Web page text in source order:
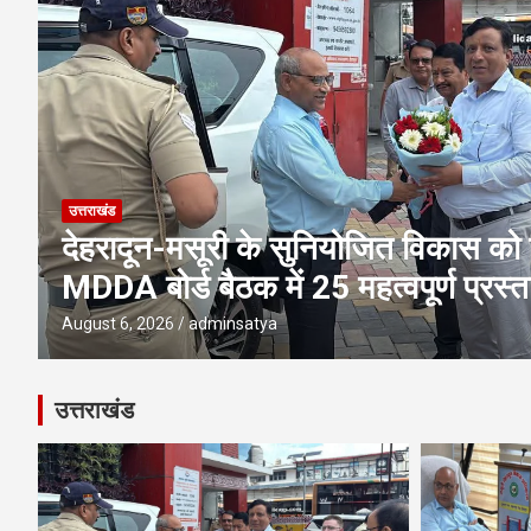
उत्तराखंड
एमडीडीए बोर्ड बैठक में 25 विकास
पूलिंग, पर्यटन, होटल, औद्योगिक भवन
परियोजनाओं पर अहम फैसले
August 6, 2026 adminsatya
उत्तराखंड